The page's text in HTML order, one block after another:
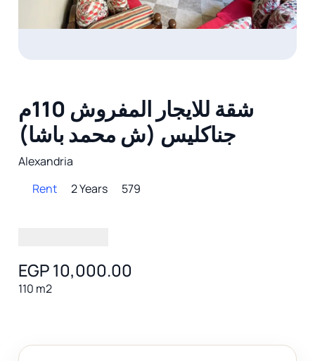
شقة للايجار المفروش 110م
جناكليس (ش محمد باشا)
Alexandria
Rent
2 Years 579
EGP 10,000.00
110 m2